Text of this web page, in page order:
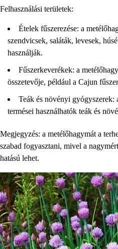
Felhasználási területek:
Ételek fűszerezése: a
szendvicsek, saláták, levesek,
használják.
Fűszerkeverékek: a
összetevője, például a Cajun
Teák és növényi gyógyszerek:
termései használhatók teák és
Megjegyzés: a metélőhagymát a
szabad fogyasztani, mivel a
hatású lehet.